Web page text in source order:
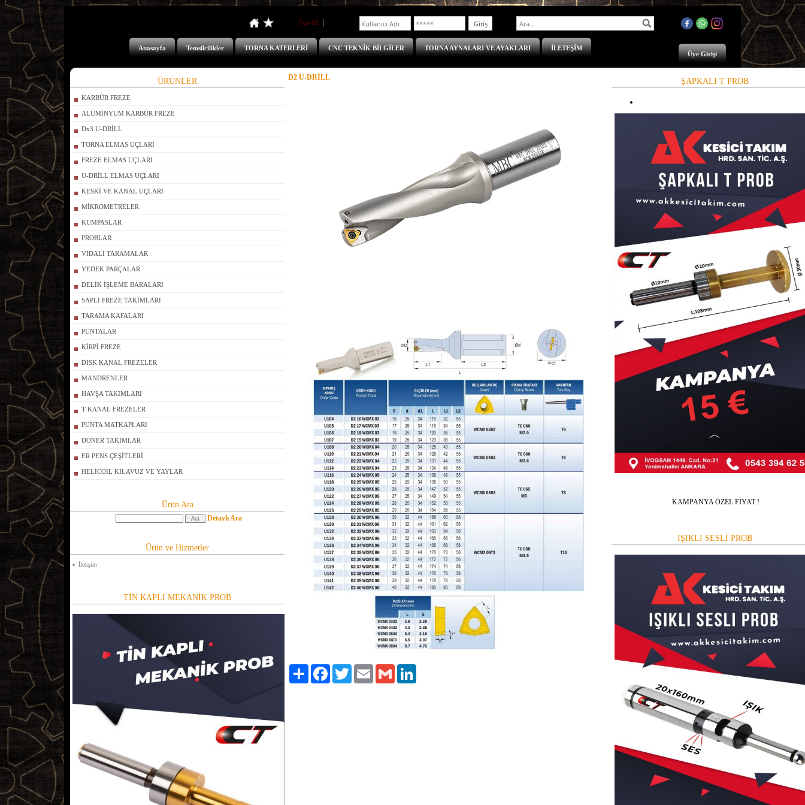
Üye Ol
Anasayfa Temsilcilikler TORNA KATERLERİ CNC TEKNİK BİLGİLER TORNA AYNALARI VE AYAKLARI
İLETEŞİM
Üye Girişi
ÜRÜNLER
KARBÜR FREZE
ALÜMİNYUM KARBÜR FREZE
Dx3 U-DRİLL
TORNA ELMAS UÇLARI
FREZE ELMAS UÇLARI
U-DRİLL ELMAS UÇLARI
KESKİ VE KANAL UÇLARI
MİKROMETRELER
KUMPASLAR
PROBLAR
VİDALI TARAMALAR
YEDEK PARÇALAR
DELİK İŞLEME BARALARI
SAPLI FREZE TAKIMLARI
TARAMA KAFALARI
PUNTALAR
KİRPİ FREZE
DİSK KANAL FREZELER
MANDRENLER
HAVŞA TAKIMLARI
T KANAL FREZELER
PUNTA MATKAPLARI
DÖNER TAKIMLAR
ER PENS ÇEŞİTLERİ
HELİCOİL KILAVUZ VE YAYLAR
Ürün Ara
Detaylı Ara
Ürün ve Hizmetler
İletişim
TİN KAPLI MEKANİK PROB
D2 U-DRİLL
Paylaş FacebookTwitter Email Gmail
ŞAPKALI T PROB
KAMPANYA ÖZEL FİYAT !
IŞIKLI SESLİ PROB